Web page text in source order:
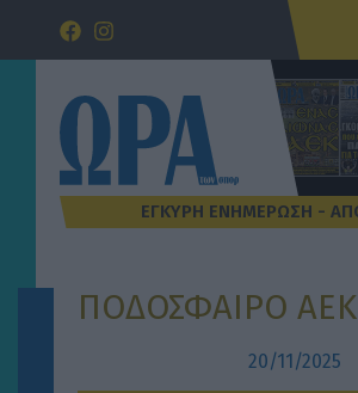
Μετάβαση
ΠΟΔΟΣΦΑΙΡΟ ΑΕΚ
20/11/2025